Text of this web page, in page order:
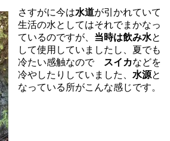
さすがに今は水道が引かれていて
生活の水としてはそれでまかなっ
ているのですが、 当時は飲み水と
して使用していましたし、夏でも
冷たい感触なので
スイカなどを
冷やしたりしていました、 水源と
なっている所がこんな感じです。